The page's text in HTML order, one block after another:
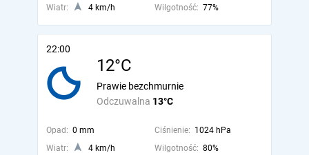
Wiatr:
4 km/h Wilgotność: 77%
22:00
12°C
Odczuwalna 13°C
Prawie bezchmurnie
Opad: 0 mm Ciśnienie: 1024 hPa
Wiatr:
4 km/h Wilgotność: 80%